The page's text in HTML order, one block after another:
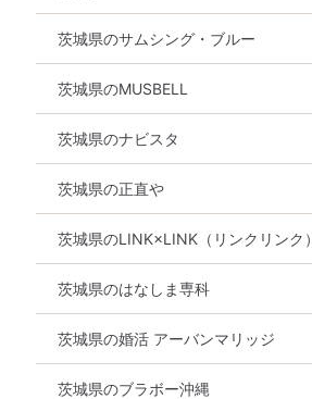
茨城県のサムシング・ブルー
茨城県のMUSBELL
茨城県のナビスタ
茨城県の正直や
茨城県のLINK×LINK（リンクリンク）
茨城県のはなしま専科
茨城県の婚活 アーバンマリッジ
茨城県のブラボー沖縄